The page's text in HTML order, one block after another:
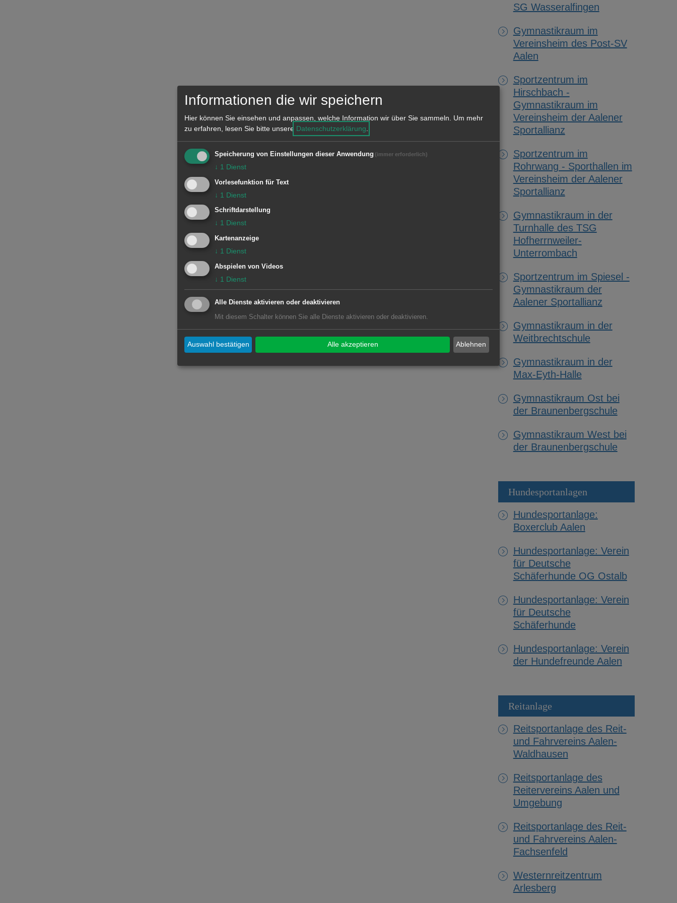
SG Wasseralfingen
Gymnastikraum im
Vereinsheim des Post-SV
Aalen
Sportzentrum im
Hirschbach -
Gymnastikraum im
Vereinsheim der Aalener
Sportallianz
Sportzentrum im
Rohrwang - Sporthallen im
Vereinsheim der Aalener
Sportallianz
Gymnastikraum in der
Turnhalle des TSG
Hofherrnweiler-
Unterrombach
Sportzentrum im Spiesel -
Gymnastikraum der
Aalener Sportallianz
Gymnastikraum in der
Weitbrechtschule
Gymnastikraum in der
Max-Eyth-Halle
Gymnastikraum Ost bei
der Braunenbergschule
Gymnastikraum West bei
der Braunenbergschule
Hundesportanlagen
Hundesportanlage:
Boxerclub Aalen
Hundesportanlage: Verein
für Deutsche
Schäferhunde OG Ostalb
Hundesportanlage: Verein
für Deutsche
Schäferhunde
Hundesportanlage: Verein
der Hundefreunde Aalen
Reitanlage
Reitsportanlage des Reit-
und Fahrvereins Aalen-
Waldhausen
Reitsportanlage des
Reitervereins Aalen und
Umgebung
Reitsportanlage des Reit-
und Fahrvereins Aalen-
Fachsenfeld
Westernreitzentrum
Arlesberg
Informationen die wir speichern
Hier können Sie einsehen und anpassen, welche Information wir über Sie sammeln.
Um mehr
zu erfahren, lesen Sie bitte unsere Datenschutzerklärung
Speicherung von Einstellungen dieser Anwendung (immer erforderlich)
↓ 1 Dienst
Vorlesefunktion für Text
↓ 1 Dienst
Schriftdarstellung
↓ 1 Dienst
Kartenanzeige
↓ 1 Dienst
Abspielen von Videos
↓ 1 Dienst
Alle Dienste aktivieren oder deaktivieren
Mit diesem Schalter können Sie alle Dienste aktivieren oder deaktivieren.
Ablehnen
Auswahl bestätigen Alle akzeptieren